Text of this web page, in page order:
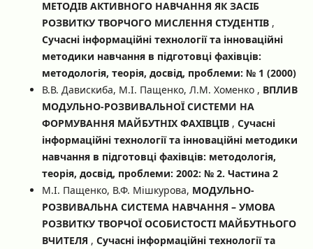
МЕТОДІВ АКТИВНОГО НАВЧАННЯ ЯК ЗАСІБ
РОЗВИТКУ ТВОРЧОГО МИСЛЕННЯ СТУДЕНТІВ ,
Сучасні інформаційні технології та інноваційні
методики навчання в підготовці фахівців:
методологія, теорія, досвід, проблеми: № 1 (2000)
В.В. Давискиба, М.І. Пащенко, Л.М. Хоменко , ВПЛИВ
МОДУЛЬНО-РОЗВИВАЛЬНОЇ СИСТЕМИ НА
ФОРМУВАННЯ МАЙБУТНІХ ФАХІВЦІВ , Сучасні
інформаційні технології та інноваційні методики
навчання в підготовці фахівців: методологія,
теорія, досвід, проблеми: 2002: № 2. Частина 2
М.І. Пащенко, В.Ф. Мішкурова, МОДУЛЬНО-
РОЗВИВАЛЬНА СИСТЕМА НАВЧАННЯ – УМОВА
РОЗВИТКУ ТВОРЧОЇ ОСОБИСТОСТІ МАЙБУТНЬОГО
ВЧИТЕЛЯ , Сучасні інформаційні технології та